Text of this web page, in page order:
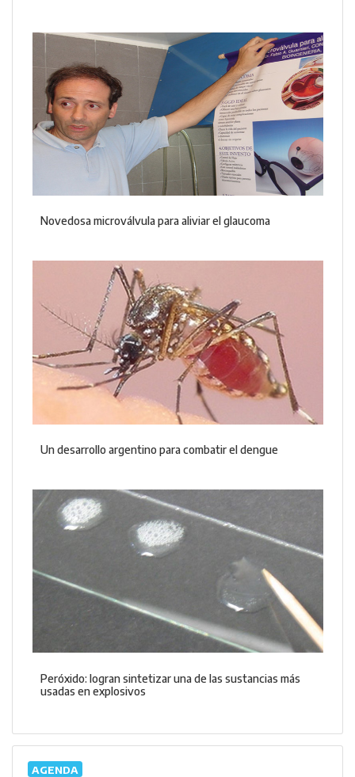
Novedosa microválvula para aliviar el glaucoma
Un desarrollo argentino para combatir el dengue
Peróxido: logran sintetizar una de las sustancias más
usadas en explosivos
AGENDA